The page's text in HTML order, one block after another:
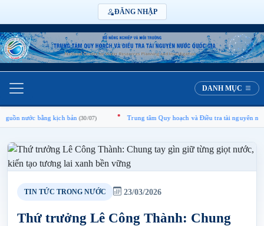
ĐĂNG NHẬP
DANH MỤC
kịch bản (30/07) Trung tâm Quy hoạch và Điều tra tài nguyên nước quốc gia
TIN TỨC TRONG NƯỚC 23/03/2026
Thứ trưởng Lê Công Thành: Chung